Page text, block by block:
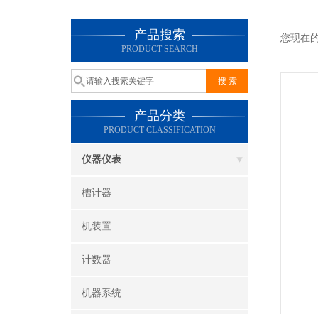
产品搜索
PRODUCT SEARCH
产品分类
PRODUCT CLASSIFICATION
仪器仪表
槽计器
机装置
计数器
机器系统
您现在